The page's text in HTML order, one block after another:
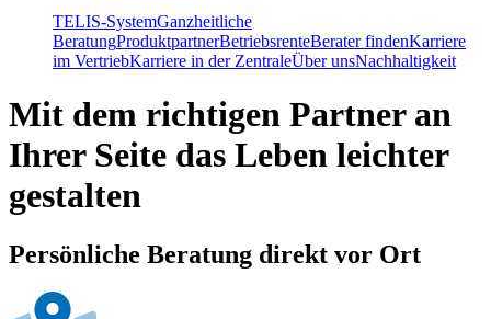
TELIS-SystemGanzheitliche
BeratungProduktpartnerBetriebsrenteBerater findenKarriere
im VertriebKarriere in der ZentraleÜber unsNachhaltigkeit
Mit dem richtigen Partner an
Ihrer Seite das Leben leichter
gestalten
Persönliche Beratung direkt vor Ort